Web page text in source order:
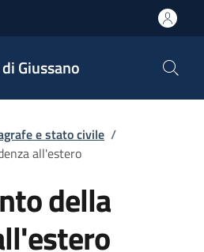
Giussano
e stato civile /
all'estero
della